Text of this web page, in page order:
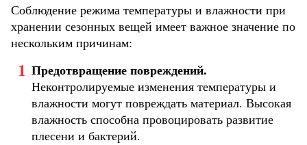
Соблюдение режима температуры и влажности при
хранении сезонных вещей имеет важное значение по
нескольким причинам:
Предотвращение повреждений.
Неконтролируемые изменения температуры и
влажности могут повреждать материал. Высокая
влажность способна провоцировать развитие
плесени и бактерий.